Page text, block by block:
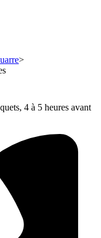
4 à 5 heures avant